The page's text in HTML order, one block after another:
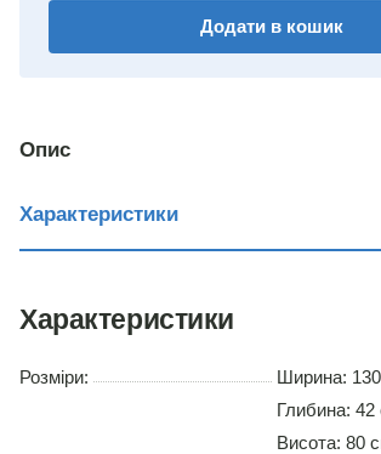
Додати в кошик
Опис
Характеристики
Характеристики
Розміри:
Ширина:
Глибина: 42
Висота: 80